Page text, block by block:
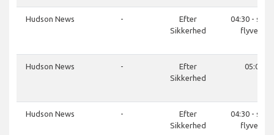
Hudson News -
Efter
Sikkerhed
04:30 -
flyvetur
Hudson News -
Efter
Sikkerhed
05:00
Hudson News -
Efter
Sikkerhed
04:30 -
flyvetur